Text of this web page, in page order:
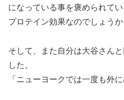
になっている事を褒められてい
プロテイン効果なのでしょうか
そして、また自分は大谷さん
した。
「ニューヨークでは一度も外